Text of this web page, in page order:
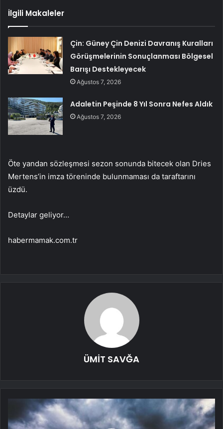
İlgili Makaleler
Çin: Güney Çin Denizi Davranış Kuralları
Görüşmelerinin Sonuçlanması Bölgesel
Barışı Destekleyecek
Ağustos 7, 2026
Adaletin Peşinde 8 Yıl Sonra Nefes Aldık
Ağustos 7, 2026
Öte yandan sözleşmesi sezon sonunda bitecek olan Dries
Mertens’in imza töreninde bulunmaması da taraftarını
üzdü.
Detaylar geliyor…
habermamak.com.tr
ÜMİT SAVĞA